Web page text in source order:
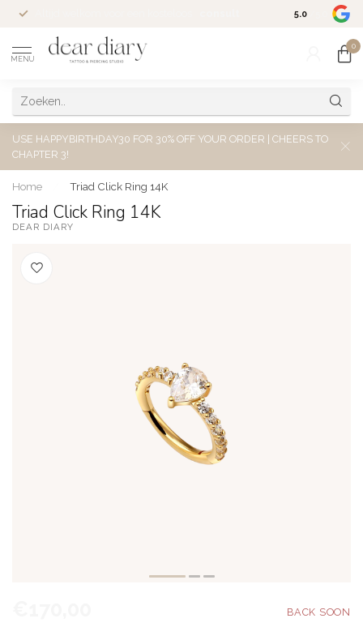
5.0
MENU
0
USE HAPPYBIRTHDAY30 FOR 30% OFF YOUR ORDER | CHEERS TO
CHAPTER 3!
Home Triad Click Ring 14K
Triad Click Ring 14K
DEAR DIARY